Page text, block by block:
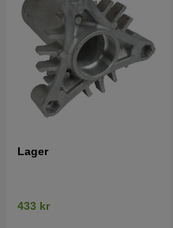
Lager
433 kr